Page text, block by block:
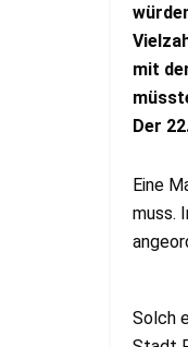
mit
Der
Eine
muss.
Solch